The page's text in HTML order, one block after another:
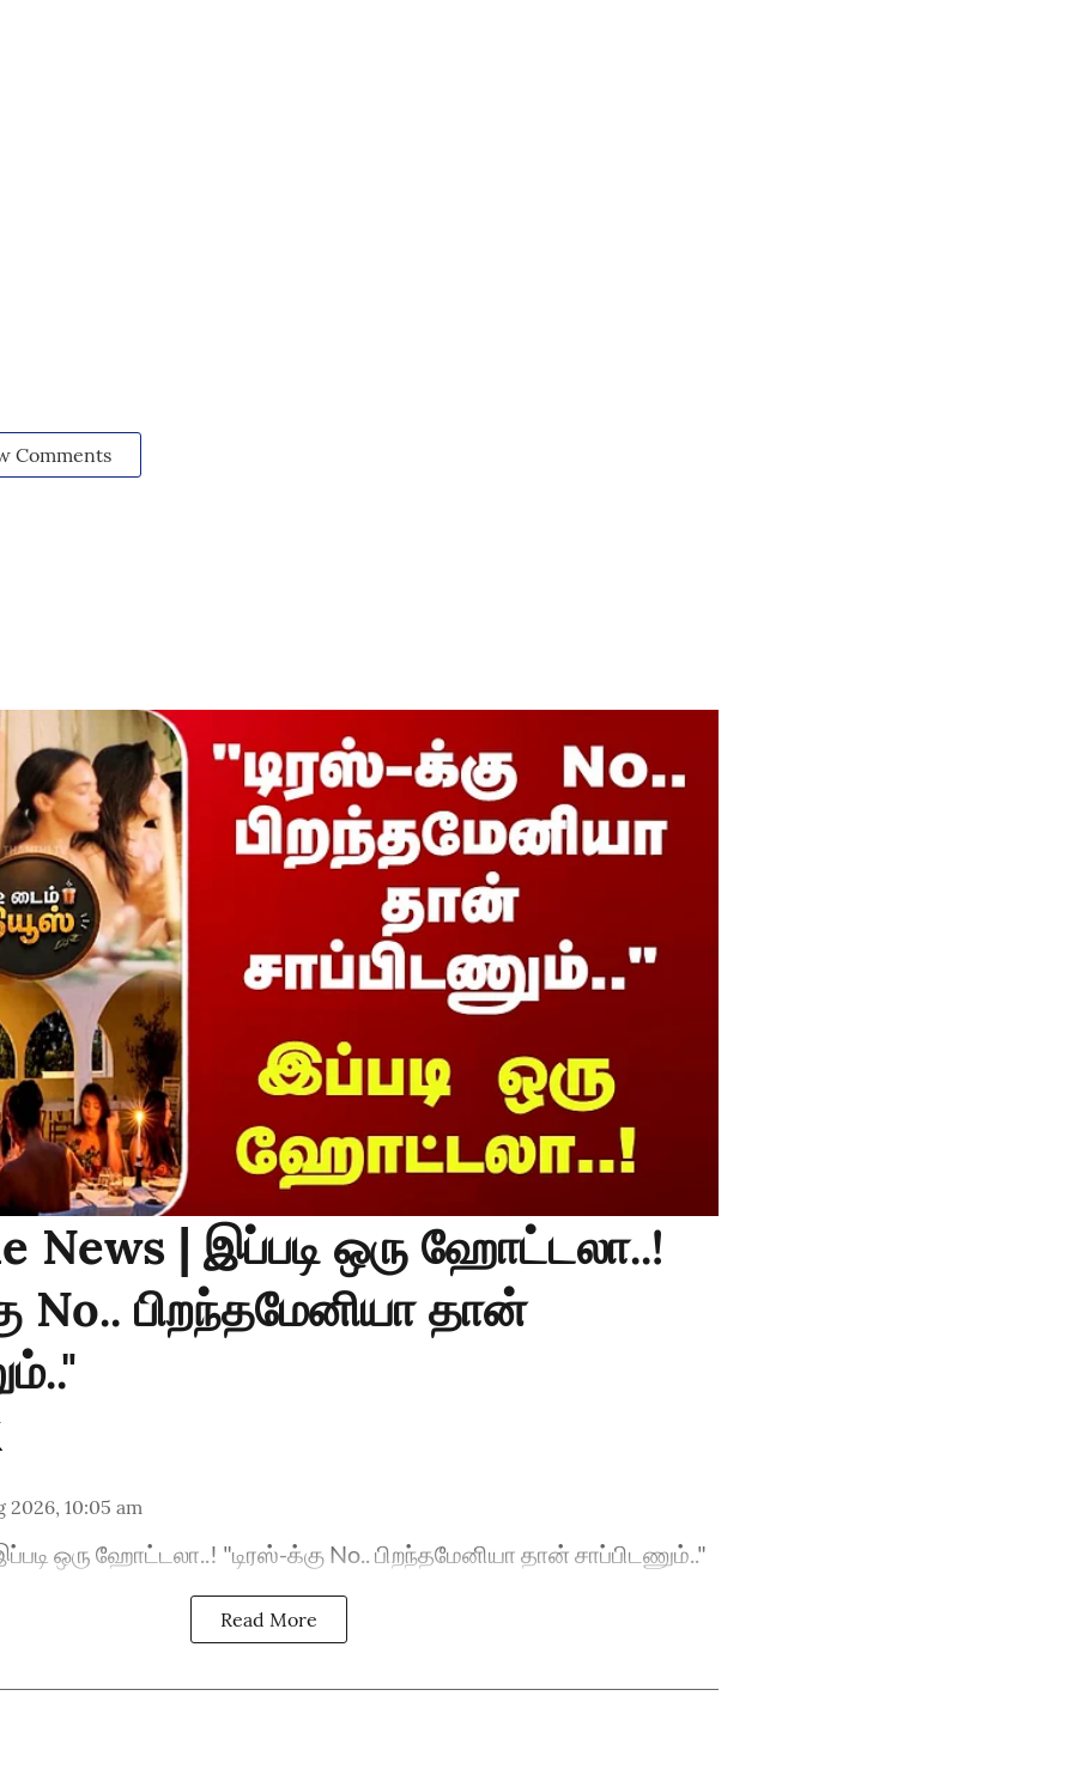
Comments
News | இப்படி ஒரு ஹோட்டலா..!
No.. பிறந்தமேனியா தான்
2026, 10:05 am
ஒரு ஹோட்டலா..! "டிரஸ்-க்கு No.. பிறந்தமேனியா தான் சாப்பிடணும்.."
Read More